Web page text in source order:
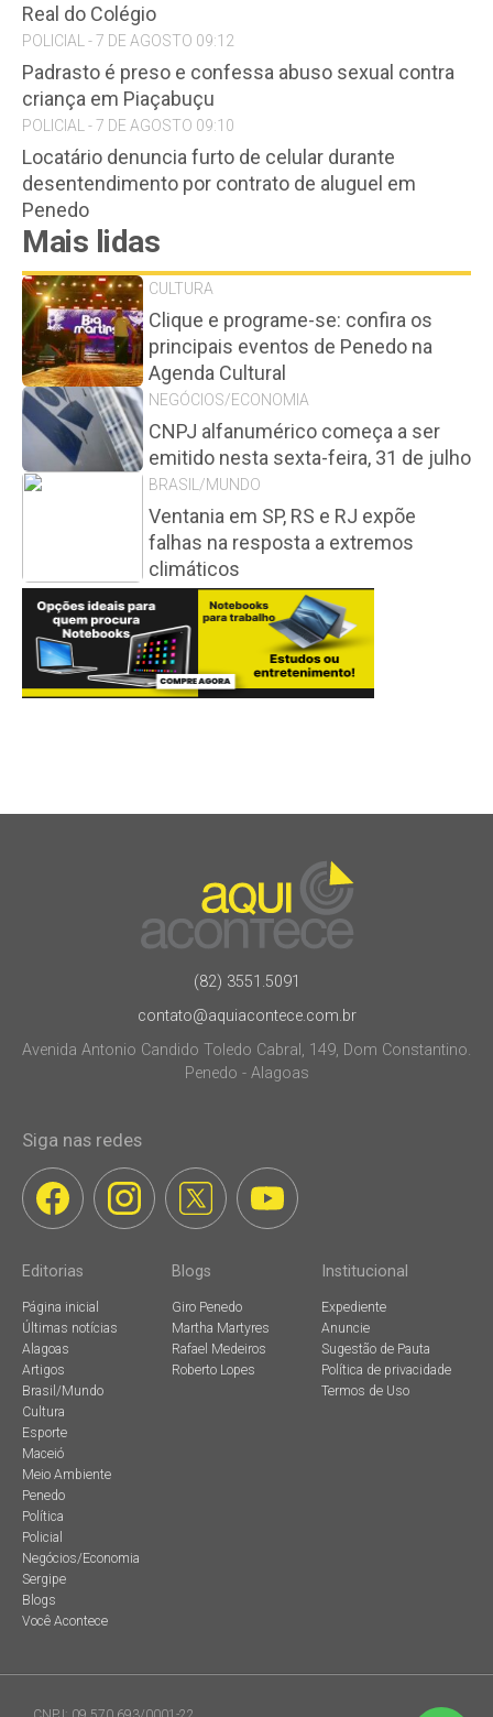
Real do Colégio
POLICIAL - 7 DE AGOSTO 09:12
Padrasto é preso e confessa abuso sexual contra
criança em Piaçabuçu
POLICIAL - 7 DE AGOSTO 09:10
Locatário denuncia furto de celular durante
desentendimento por contrato de aluguel em
Penedo
Mais lidas
CULTURA
Clique e programe-se: confira os
principais eventos de Penedo na
Agenda Cultural
NEGÓCIOS/ECONOMIA
CNPJ alfanumérico começa a ser
emitido nesta sexta-feira, 31 de julho
BRASIL/MUNDO
Ventania em SP, RS e RJ expõe
falhas na resposta a extremos
climáticos
(82) 3551.5091
contato@aquiacontece.com.br
Avenida Antonio Candido Toledo Cabral, 149, Dom Constantino.
Penedo - Alagoas
Siga nas redes
Editorias
Página inicial
Últimas notícias
Alagoas
Artigos
Brasil/Mundo
Cultura
Esporte
Maceió
Meio Ambiente
Penedo
Política
Policial
Negócios/Economia
Sergipe
Blogs
Você Acontece
Blogs
Giro Penedo
Martha Martyres
Rafael Medeiros
Roberto Lopes
Institucional
Expediente
Anuncie
Sugestão de Pauta
Política de privacidade
Termos de Uso